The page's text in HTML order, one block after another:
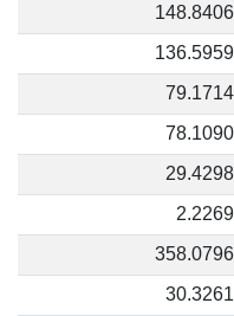
148.8406
136.5959
79.1714
78.1090
29.4298
2.2269
358.0796
30.3261